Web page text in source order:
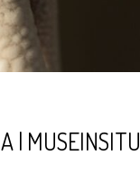
| MUSEINSITU